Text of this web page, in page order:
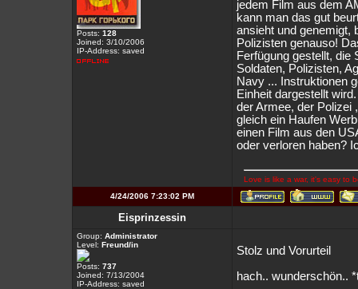
Posts: 128
Joined: 3/10/2006
IP-Address: saved
jedem Film aus dem
kann man das gut
ansieht und genemigt,
Polizisten genauso!
Ferfügung gestellt, die
Soldaten, Polizisten,
Navy ... Instruktionen
Einheit dargestellt
der Armee, der Polizei
gleich ein Haufen
einen Film aus den
oder verloren haben?
Love is like a war, it's easy to
4/24/2006 7:23:02 PM
Eisprinzessin
Group: Administrator
Level: Freund/in
Posts: 737
Joined: 7/13/2004
IP-Address: saved
Stolz und Vorurteil
hach.. wunderschön..